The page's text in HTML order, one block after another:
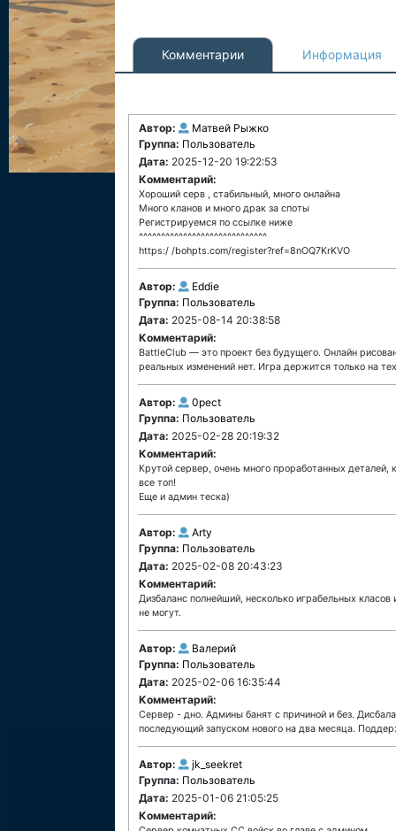
Комментарии Информация
Автор:
Матвей Рыжко
Группа: Пользователь
Дата: 2025-12-20 19:22:53
Комментарий:
Хороший серв , стабильный, много онлайна
Много кланов и много драк за споты
Регистрируемся по ссылке ниже
^^^^^^^^^^^^^^^^^^^^^^^^^^^^^
https:/ /bohpts.com/register?ref=8nOQ7KrKVO
Автор:
Eddie
Группа: Пользователь
Дата: 2025-08-14 20:38:58
Комментарий:
BattleClub — это проект без будущего. Онлайн
реальных изменений нет. Игра держится только на
Автор:
0pect
Группа: Пользователь
Дата: 2025-02-28 20:19:32
Комментарий:
Крутой сервер, очень много проработанных деталей,
все топ!
Еще и админ теска)
Автор:
Arty
Группа: Пользователь
Дата: 2025-02-08 20:43:23
Комментарий:
Дизбаланс полнейший, несколько играбельных
не могут.
Автор:
Валерий
Группа: Пользователь
Дата: 2025-02-06 16:35:44
Комментарий:
Сервер - дно. Админы банят с причиной и без.
последующий запуском нового на два месяца.
Автор:
jk_seekret
Группа: Пользователь
Дата: 2025-01-06 21:05:25
Комментарий: